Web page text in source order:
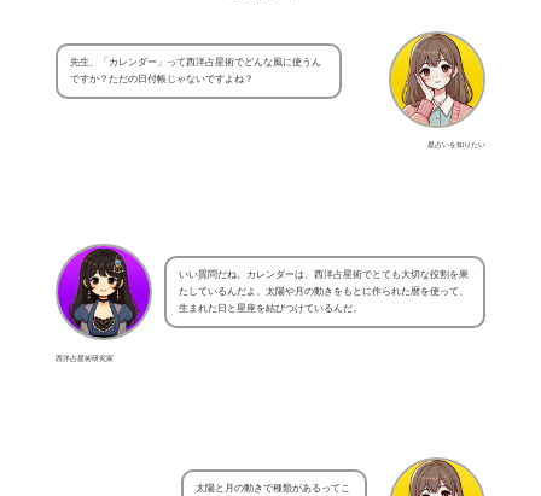
星占いを知りたい
先生、「カレンダー」って西洋占星術でどんな風に使うん
ですか？ただの日付帳じゃないですよね？
西洋占星術研究家
いい質問だね。カレンダーは、西洋占星術でとても大切な役割を果
たしているんだよ。太陽や月の動きをもとに作られた暦を使って、
生まれた日と星座を結びつけているんだ。
太陽と月の動きで種類があるってこ